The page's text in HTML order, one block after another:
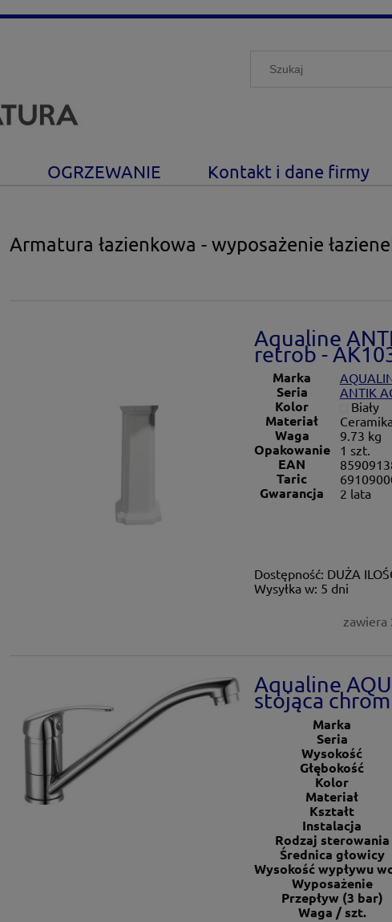
OGRZEWANIE Kontakt i dane firmy
Armatura łazienkowa - wyposażenie
Aqualine
retrob -
Marka
Seria ANTIK
Kolor Biały
Materiał Ceramika
Waga 9.73 kg
Opakowanie 1 szt.
EAN
Taric
Gwarancja 2 lata
Dostępność: DUŻA
Wysyłka w: 5 dni
zawiera
Aqualine
stojąca
Marka
Seria
Wysokość
Głębokość
Kolor
Materiał
Kształt
Instalacja
Rodzaj sterowania
Średnica głowicy
Wysokość wypływu
Wyposażenie
Przepływ (3 bar)
Waga / szt.